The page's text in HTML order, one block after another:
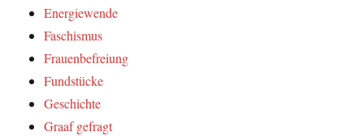
Energiewende
Faschismus
Frauenbefreiung
Fundstücke
Geschichte
Graaf gefragt